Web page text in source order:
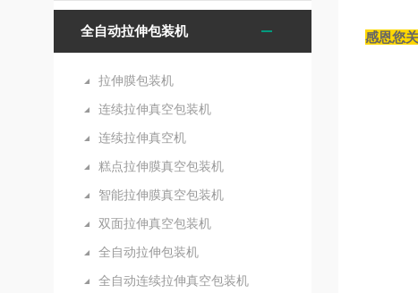
全自动拉伸包装机
拉伸膜包装机
连续拉伸真空包装机
连续拉伸真空机
糕点拉伸膜真空包装机
智能拉伸膜真空包装机
双面拉伸真空包装机
全自动拉伸包装机
全自动连续拉伸真空包装机
感恩您